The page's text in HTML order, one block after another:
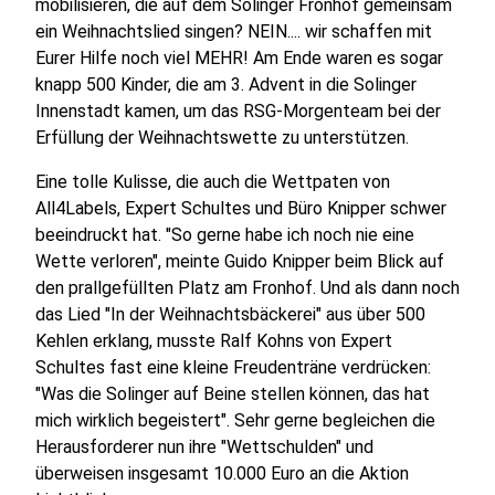
mobilisieren, die auf dem Solinger Fronhof gemeinsam
ein Weihnachtslied singen? NEIN.... wir schaffen mit
Eurer Hilfe noch viel MEHR! Am Ende waren es sogar
knapp 500 Kinder, die am 3. Advent in die Solinger
Innenstadt kamen, um das RSG-Morgenteam bei der
Erfüllung der Weihnachtswette zu unterstützen.
Eine tolle Kulisse, die auch die Wettpaten von
All4Labels, Expert Schultes und Büro Knipper schwer
beeindruckt hat. "So gerne habe ich noch nie eine
Wette verloren", meinte Guido Knipper beim Blick auf
den prallgefüllten Platz am Fronhof. Und als dann noch
das Lied "In der Weihnachtsbäckerei" aus über 500
Kehlen erklang, musste Ralf Kohns von Expert
Schultes fast eine kleine Freudenträne verdrücken:
"Was die Solinger auf Beine stellen können, das hat
mich wirklich begeistert". Sehr gerne begleichen die
Herausforderer nun ihre "Wettschulden" und
überweisen insgesamt 10.000 Euro an die Aktion